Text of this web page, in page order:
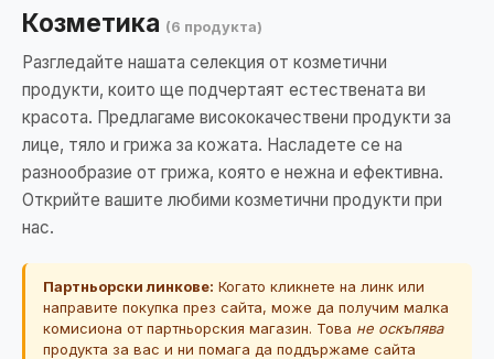
Козметика (6 продукта)
Разгледайте нашата селекция от козметични
продукти, които ще подчертаят естествената ви
красота. Предлагаме висококачествени продукти за
лице, тяло и грижа за кожата. Насладете се на
разнообразие от грижа, която е нежна и ефективна.
Открийте вашите любими козметични продукти при
нас.
Партньорски линкове: Когато кликнете на линк или
направите покупка през сайта, може да получим малка
комисиона от партньорския магазин. Това не оскъпява
продукта за вас и ни помага да поддържаме сайта